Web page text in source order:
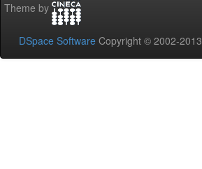
Theme by
DSpace Software Copyright © 2002-2013